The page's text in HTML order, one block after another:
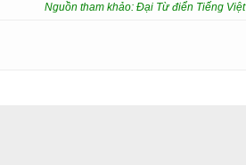
Nguồn tham khảo: Đại Từ điển Tiếng Việt